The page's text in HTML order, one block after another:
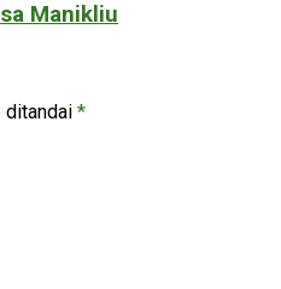
Manikliu
ditandai *